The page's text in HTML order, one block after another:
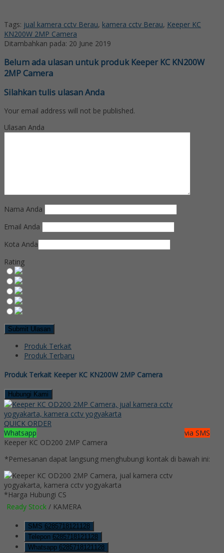
Tags: jual kamera cctv Berau, kamera cctv Berau, Keeper KC
KN200W 2MP Camera
Ditambahkan pada: 20 June 2019
Belum ada ulasan untuk produk Keeper KC KN200W
2MP Camera
Silahkan tulis ulasan Anda
Your email address will not be published.
Ulasan Anda
Nama Anda
Email Anda
Kota Anda
Rating
Produk Terkait
Produk Terbaru
Produk Terkait Keeper KC KN200W 2MP Camera
Hubungi Kami
QUICK ORDER
Whatsapp
via SMS
Keeper KC OD200 2MP Camera
*Pemesanan dapat langsung menghubungi kontak di bawah ini:
*Harga Hubungi CS
Ready Stock / KAMERA
SMS 6285718121128
Telepon 6285718121128
Whatsapp 6285718121128